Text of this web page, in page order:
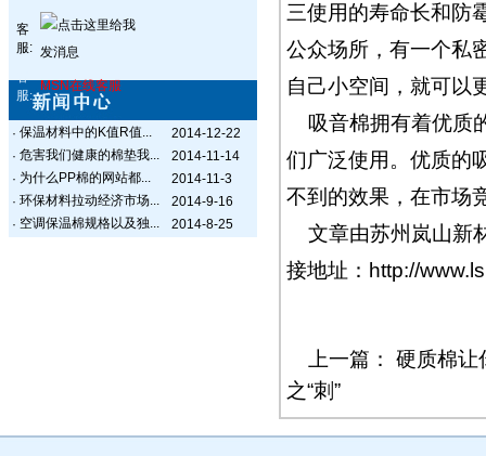
客
服:
客
服:
MSN在线客服
· 保温材料中的K值R值...
2014-12-22
· 危害我们健康的棉垫我...
2014-11-14
· 为什么PP棉的网站都...
2014-11-3
· 环保材料拉动经济市场...
2014-9-16
· 空调保温棉规格以及独... 2014-8-25
三使用的寿命长和防
公众场所，有一个私
自己小空间，就可以
吸音棉拥有着优质
们广泛使用。优质的
不到的效果，在市场
文章由苏州岚山新
接地址： http://
上一篇： 硬质棉让
之“刺”